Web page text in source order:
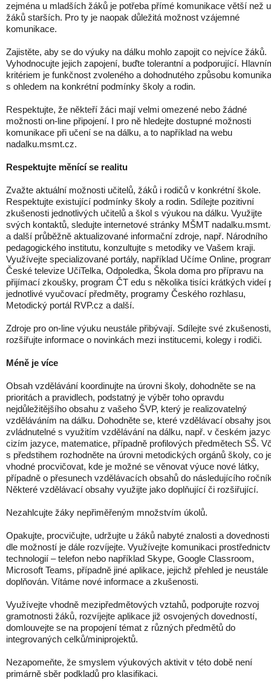
zejména u mladších žáků je potřeba přímé komunikace větší než u
žáků starších. Pro ty je naopak důležitá možnost vzájemné
komunikace.
Zajistěte, aby se do výuky na dálku mohlo zapojit co nejvíce žáků.
Vyhodnocujte jejich zapojení, buďte tolerantní a podporující.
kritériem je funkčnost zvoleného a dohodnutého způsobu
s ohledem na konkrétní podmínky školy a rodin.
Respektujte, že někteří žáci mají velmi omezené nebo žádné
možnosti on-line připojení. I pro ně hledejte dostupné možnosti
komunikace při učení se na dálku, a to například na webu
nadalku.msmt.cz.
Respektujte měnící se realitu
Zvažte aktuální možnosti učitelů, žáků i rodičů v konkrétní škole.
Respektujte existující podmínky školy a rodin. Sdílejte pozitivní
zkušenosti jednotlivých učitelů a škol s výukou na dálku. Využijte
svých kontaktů, sledujte internetové stránky MŠMT
a další průběžně aktualizované informační zdroje, např. Národního
pedagogického institutu, konzultujte s metodiky ve Vašem kraji.
Využívejte specializované portály, například Učíme Online,
České televize UčiTelka, Odpoledka, Škola doma pro přípravu na
přijímací zkoušky, program ČT edu s několika tisíci krátkých videí
jednotlivé vyučovací předměty, programy Českého rozhlasu,
Metodický portál RVP.cz a další.
Zdroje pro on-line výuku neustále přibývají. Sdílejte své zkušenosti,
rozšiřujte informace o novinkách mezi institucemi, kolegy i rodiči.
Méně je více
Obsah vzdělávání koordinujte na úrovni školy, dohodněte se na
prioritách a pravidlech, podstatný je výběr toho opravdu
nejdůležitějšího obsahu z vašeho ŠVP, který je realizovatelný
vzděláváním na dálku. Dohodněte se, které vzdělávací obsahy
zvládnutelné s využitím vzdělávání na dálku, např. v českém
cizím jazyce, matematice, případně profilových předmětech SŠ.
s předstihem rozhodněte na úrovni metodických orgánů školy, co
vhodné procvičovat, kde je možné se věnovat výuce nové látky,
případně o přesunech vzdělávacích obsahů do následujícího
Některé vzdělávací obsahy využijte jako doplňující či rozšiřující.
Nezahlcujte žáky nepřiměřeným množstvím úkolů.
Opakujte, procvičujte, udržujte u žáků nabyté znalosti a dovednosti
dle možností je dále rozvíjejte. Využívejte komunikaci
technologií – telefon nebo například Skype, Google Classroom,
Microsoft Teams, případně jiné aplikace, jejichž přehled je neustále
doplňován. Vítáme nové informace a zkušenosti.
Využívejte vhodně mezipředmětových vztahů, podporujte rozvoj
gramotnosti žáků, rozvíjejte aplikace již osvojených dovedností,
domlouvejte se na propojení témat z různých předmětů do
integrovaných celků/miniprojektů.
Nezapomeňte, že smyslem výukových aktivit v této době není
primárně sběr podkladů pro klasifikaci.